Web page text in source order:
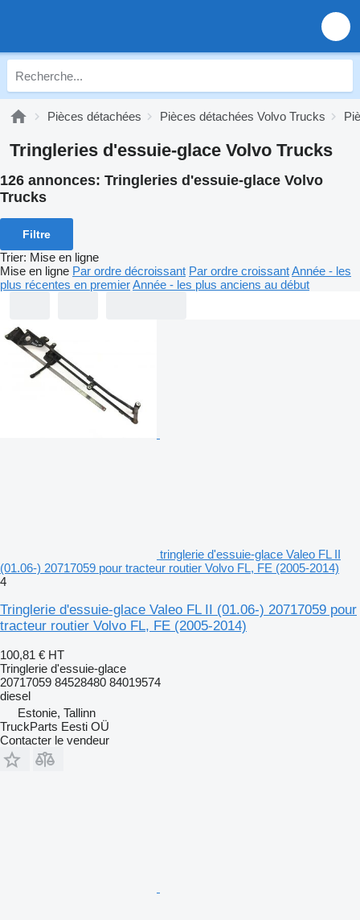
Pièces détachées Pièces détachées Volvo Trucks
Tringleries d'essuie-glace Volvo Trucks
126 annonces: Tringleries d'essuie-glace Volvo
Trucks
Filtre
Trier: Mise en ligne
Mise en ligne Par ordre décroissant Par ordre croissantAnnée - les
plus récentes en premierAnnée - les plus anciens au début
tringlerie d'essuie-glace Valeo FL II
(01.06-) 20717059 pour tracteur routier Volvo FL, FE (2005-2014)
4
Tringlerie d'essuie-glace Valeo FL II (01.06-) 20717059 pour
tracteur routier Volvo FL, FE (2005-2014)
100,81 € HT
Tringlerie d'essuie-glace
20717059 84528480 84019574
diesel
Estonie, Tallinn
TruckParts Eesti OÜ
Contacter le vendeur